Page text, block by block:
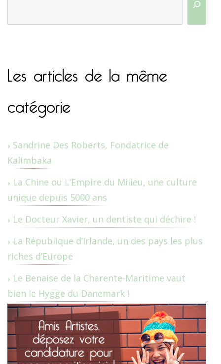
Les articles de la même
catégorie
Sandrine Des Roberts, Fondatrice de
Kalimbaka
La Chine ou L’Empire du Milieu, une culture
unique depuis 5000 ans
Le Docteur Xavier, un dentiste qui déchire !
La République d’Irlande, un des pays les plus
riches d’Europe
Le Benaise de la Charente-Maritime vaut
bien le Hygge du Danemark !